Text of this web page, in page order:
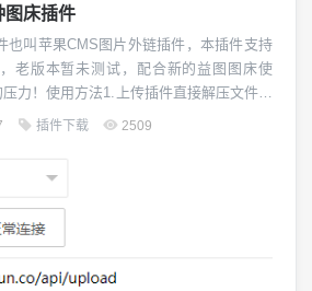
图床插件
也叫苹果CMS图片外链插件，本插件支持
老版本暂未测试，配合新的益图图床使
力！使用方法1.上传插件直接解压文件夹
影响更新。2.获取Token进入益图图库注
插件下载 2509